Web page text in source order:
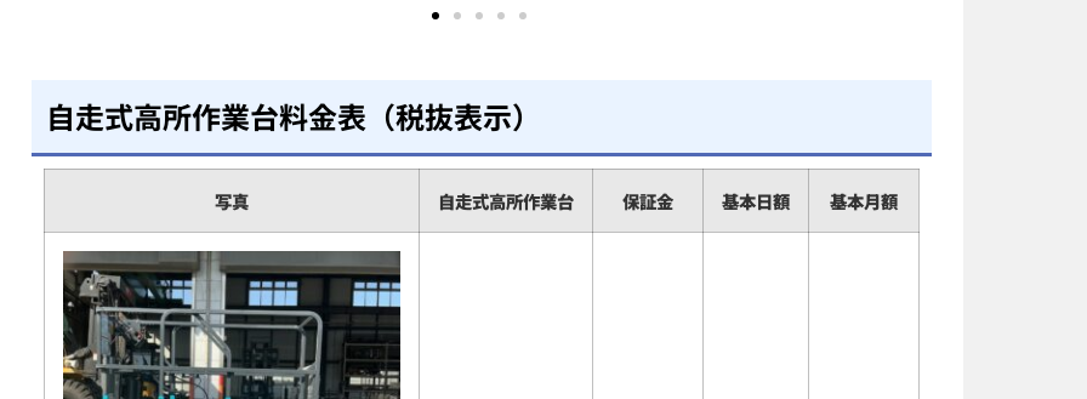
自走式高所作業台料金表（税抜表示）
写真 自走式高所作業台 保証金 基本日額 基本月額